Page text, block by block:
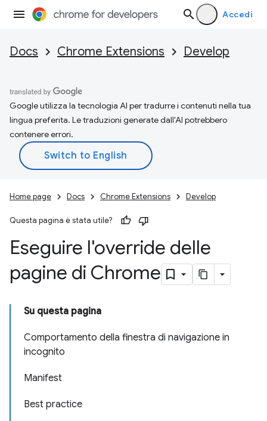
Accedi
Docs Chrome Extensions Develop
Google utilizza la tecnologia AI per tradurre i contenuti nella tua
lingua preferita. Le traduzioni generate dall'AI potrebbero
contenere errori.
Home page Docs Chrome Extensions Develop
Questa pagina è stata utile?
Eseguire l'override delle
pagine di Chrome
Su questa pagina
Comportamento della finestra di navigazione in
incognito
Manifest
Best practice